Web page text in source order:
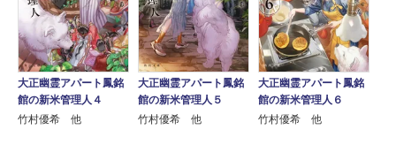
大正幽霊アパート鳳銘
館の新米管理人４
竹村優希 他
大正幽霊アパート鳳銘
館の新米管理人５
竹村優希 他
大正幽霊アパート鳳銘
館の新米管理人６
竹村優希 他